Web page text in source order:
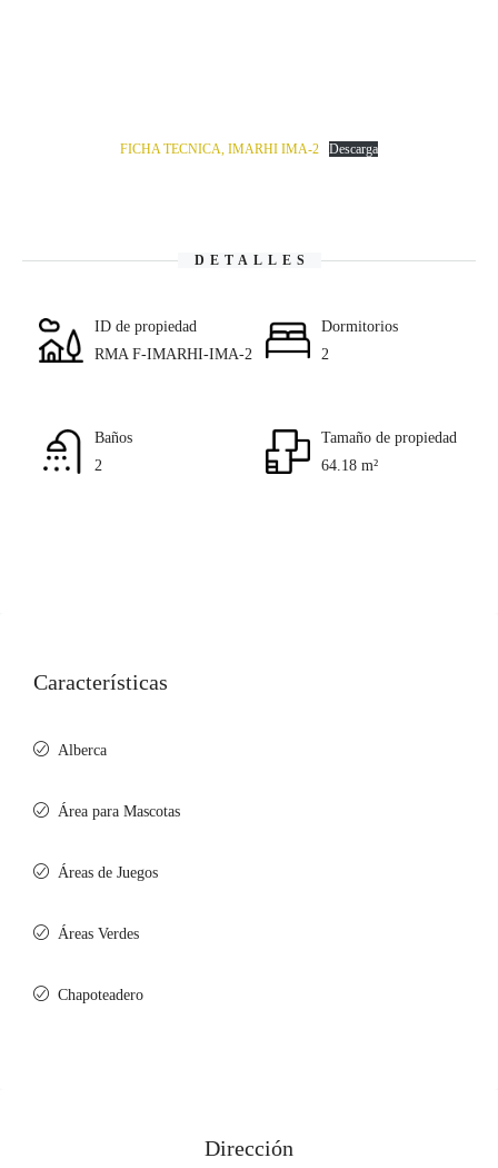
FICHA TECNICA, IMARHI IMA-2 Descarga
DETALLES
ID de propiedad
RMA F-IMARHI-IMA-2
Dormitorios
2
Baños
2
Tamaño de propiedad
64.18 m²
Características
Alberca
Área para Mascotas
Áreas de Juegos
Áreas Verdes
Chapoteadero
Dirección